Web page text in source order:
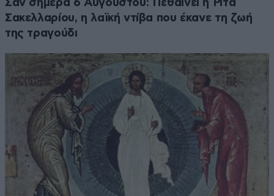
Σαν σήμερα 6 Αυγούστου: Πεθαίνει η Ρίτα
Σακελλαρίου, η λαϊκή ντίβα που έκανε τη ζωή
της τραγούδι